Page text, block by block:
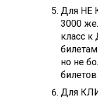
Для НЕ
3000
класс к
но не
Для